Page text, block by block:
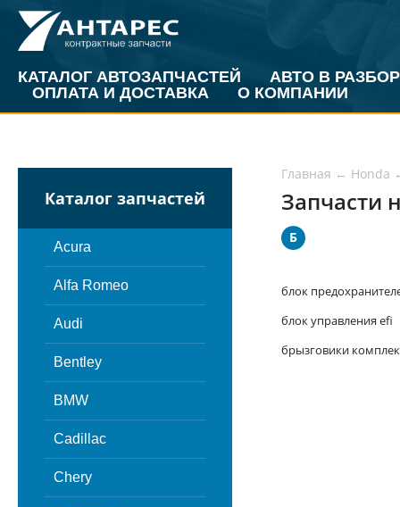
КАТАЛОГ АВТОЗАПЧАСТЕЙ
АВТО В РАЗБОР
ОПЛАТА И ДОСТАВКА
О КОМПАНИИ
Каталог запчастей
Acura
Alfa Romeo
Audi
Bentley
BMW
Cadillac
Chery
Главная ← Honda
Запчасти
Б
блок
блок управления efi
брызговики